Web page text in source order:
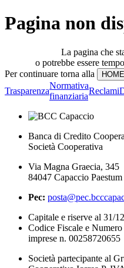
Pagina non
La pagina che
o potrebbe essere
Per continuare torna alla
Trasparenza
Normativa
finanziaria
Reclami
Banca di Credito
Società Cooperativa
Via Magna Graecia, 345
84047 Capaccio
Pec:
Capitale e riserve al 31/
Codice Fiscale e
imprese n. 00258720655
Società partecipante al